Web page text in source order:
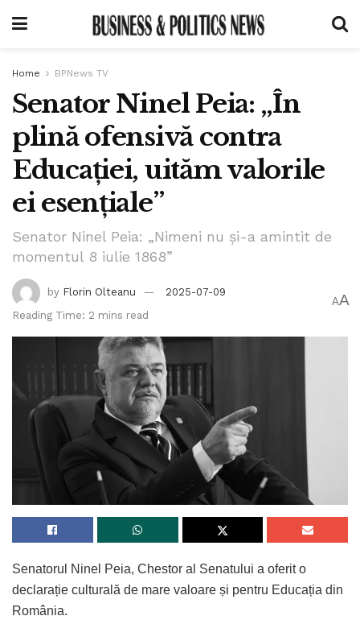
Home BPNews TV
Senator Ninel Peia: „În
plină ofensivă contra
Educației, uităm valorile
ei esențiale”
Senator Ninel Peia: „Nimeni nu și-a amintit de
momentul 8 iulie 1868”
by Florin Olteanu
2025-07-09
Reading Time: 2 mins read
AA
Senatorul Ninel Peia, Chestor al Senatului a oferit o
declarație culturală de mare valoare și pentru Educația din
România.